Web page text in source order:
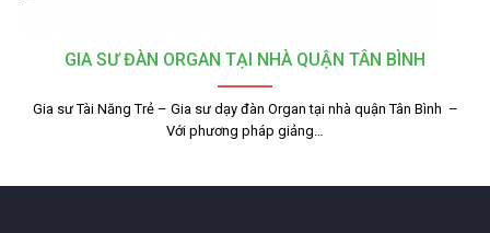
GIA SƯ ĐÀN ORGAN TẠI NHÀ QUẬN TÂN BÌNH
Gia sư Tài Năng Trẻ – Gia sư dạy đàn Organ tại nhà quận Tân Bình –
Với phương pháp giảng…